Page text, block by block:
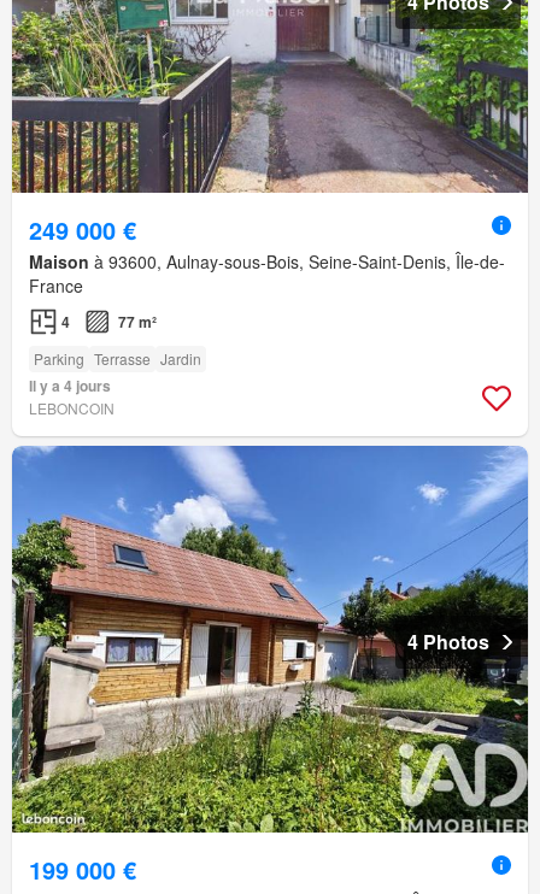
249 000 €
Maison à 93600, Aulnay-sous-Bois, Seine-Saint-Denis, Île-de-
France
4 77 m²
Parking Terrasse Jardin
Il y a 4 jours
LEBONCOIN
4 Photos
199 000 €